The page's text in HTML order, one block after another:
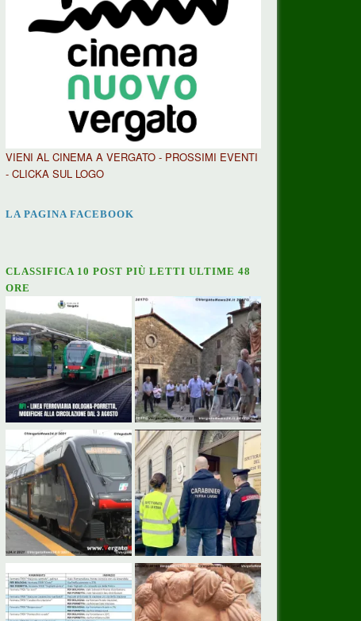
VIENI AL CINEMA A VERGATO - PROSSIMI EVENTI
- CLICKA SUL LOGO
LA PAGINA FACEBOOK
CLASSIFICA 10 POST PIÙ LETTI ULTIME 48
ORE